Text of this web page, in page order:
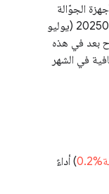
الجوّالة
فقط). يُرجى العِلم أنّه بالنسبة إلى الفترة 202507 (يوليو
بعد في هذه
في الشهر
) أداءً